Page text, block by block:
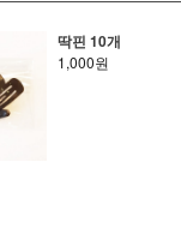
딱핀 10개
1,000원